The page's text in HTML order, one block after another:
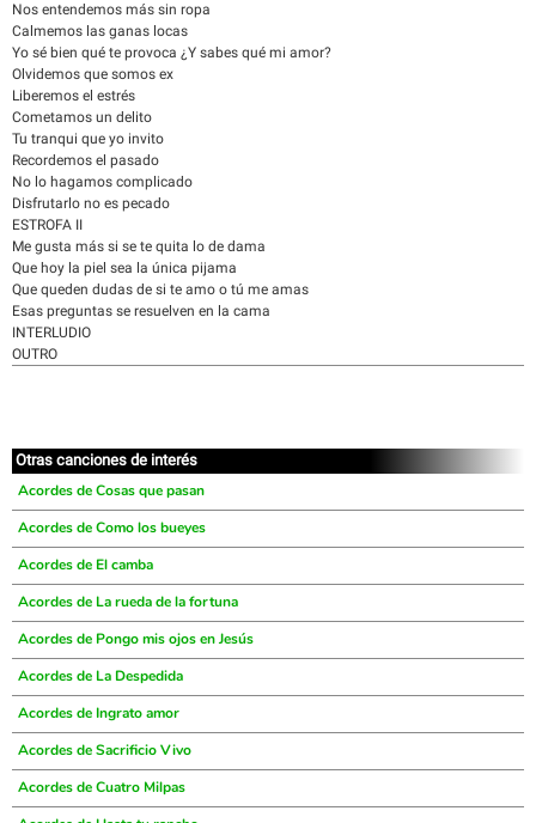
Nos entendemos más sin ropa
Calmemos las ganas locas
Yo sé bien qué te provoca ¿Y sabes qué mi amor?
Olvidemos que somos ex
Liberemos el estrés
Cometamos un delito
Tu tranqui que yo invito
Recordemos el pasado
No lo hagamos complicado
Disfrutarlo no es pecado
ESTROFA II
Me gusta más si se te quita lo de dama
Que hoy la piel sea la única pijama
Que queden dudas de si te amo o tú me amas
Esas preguntas se resuelven en la cama
INTERLUDIO
OUTRO
Otras canciones de interés
Acordes de Cosas que pasan
Acordes de Como los bueyes
Acordes de El camba
Acordes de La rueda de la fortuna
Acordes de Pongo mis ojos en Jesús
Acordes de La Despedida
Acordes de Ingrato amor
Acordes de Sacrificio Vivo
Acordes de Cuatro Milpas